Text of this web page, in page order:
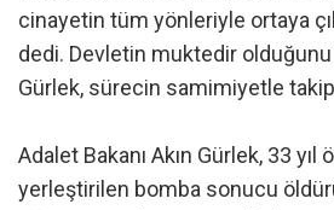
cinayetin tüm yönleriyle ortaya
dedi. Devletin muktedir
Gürlek, sürecin samimiyetle
Adalet Bakanı Akın Gürlek, 33
yerleştirilen bomba sonucu